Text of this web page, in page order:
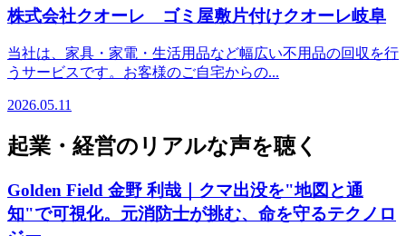
株式会社クオーレ ゴミ屋敷片付けクオーレ岐阜
当社は、家具・家電・生活用品など幅広い不用品の回収を行
うサービスです。お客様のご自宅からの...
2026.05.11
起業・経営のリアルな声を聴く
Golden Field 金野 利哉｜クマ出没を"地図と通
知"で可視化。元消防士が挑む、命を守るテクノロ